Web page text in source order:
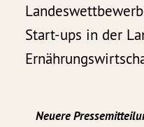
Start-ups in der
Neuere